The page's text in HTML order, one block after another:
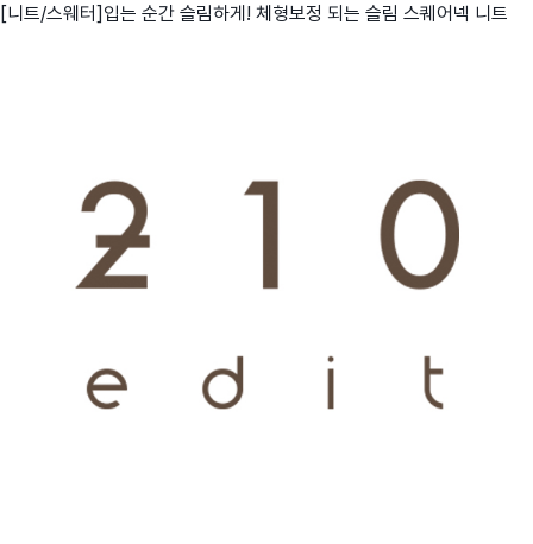
[니트/스웨터]입는 순간 슬림하게! 체형보정 되는 슬림 스퀘어넥 니트